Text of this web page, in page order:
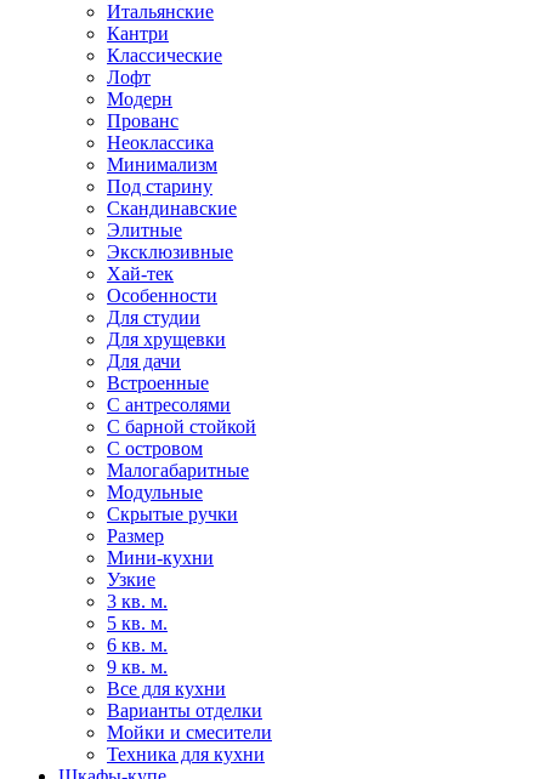
Итальянские
Кантри
Классические
Лофт
Модерн
Прованс
Неоклассика
Минимализм
Под старину
Скандинавские
Элитные
Эксклюзивные
Хай-тек
Особенности
Для студии
Для хрущевки
Для дачи
Встроенные
С антресолями
С барной стойкой
С островом
Малогабаритные
Модульные
Скрытые ручки
Размер
Мини-кухни
Узкие
3 кв. м.
5 кв. м.
6 кв. м.
9 кв. м.
Все для кухни
Варианты отделки
Мойки и смесители
Техника для кухни